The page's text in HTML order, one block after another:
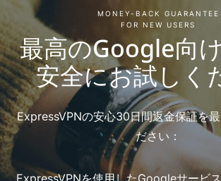
MONEY-BACK GUARANTEE
FOR NEW USERS
最高のGoogle向
安全にお試しく
ExpressVPNの安心30日間返金保証を最
ださい：
ExpressVPNを使用したGoogleサービ